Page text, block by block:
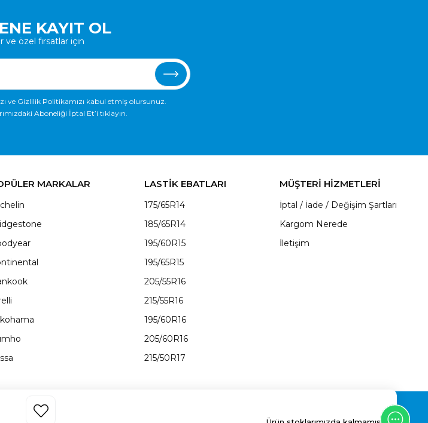
KAYIT OL
ve özel fırsatlar için
ve Gizlilik Politikamızı kabul etmiş olursunuz.
Aboneliği İptal Et’i tıklayın.
MARKALAR LASTİK EBATLARI
175/65R14
185/65R14
195/60R15
195/65R15
205/55R16
215/55R16
195/60R16
205/60R16
215/50R17
MÜŞTERİ HİZMETLERİ
İptal / İade / Değişim Şartları
Kargom Nerede
İletişim